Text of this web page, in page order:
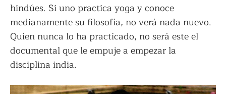
hindúes. Si uno practica yoga y conoce
medianamente su filosofía, no verá nada nuevo.
Quien nunca lo ha practicado, no será este el
documental que le empuje a empezar la
disciplina india.